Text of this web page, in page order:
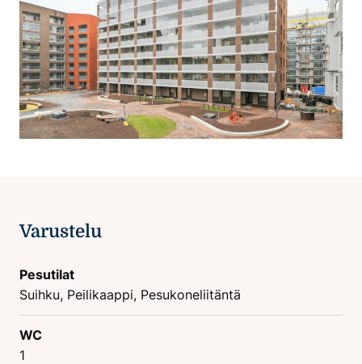
Varustelu
Pesutilat
Suihku, Peilikaappi, Pesukoneliitäntä
WC
1